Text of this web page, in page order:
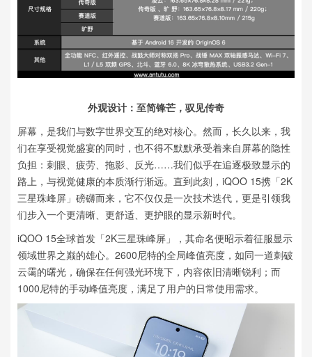
外观设计：至简锋芒，驭见传奇
屏幕，是我们与数字世界交互的绝对核心。然而，长久以来，我
们在享受视觉盛宴的同时，也不得不默默承受着来自屏幕的隐性
负担：刺眼、疲劳、拖影、反光……我们似乎在追逐极致显示的
路上，与视觉健康的本质渐行渐远。直到此刻，iQOO 15携「2K
三星珠峰屏」磅礴而来，它不仅仅是一次技术迭代，更是引领我
们步入一个更清晰、更舒适、更护眼的显示新时代。
iQOO 15全球首发「2K三星珠峰屏」，其命名便昭示着征服显示
领域世界之巅的雄心。2600尼特的全局峰值亮度，如同一道刺破
云霭的曙光，确保在任何强光环境下，内容依旧清晰锐利；而
1000尼特的手动峰值亮度，满足了用户的日常使用需求。